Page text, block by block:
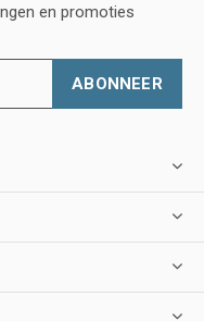
en promoties
ABONNEER